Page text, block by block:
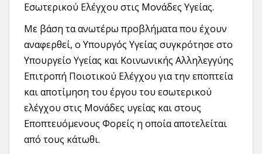
Εσωτερικού Ελέγχου στις Μονάδες Υγείας.
Με βάση τα ανωτέρω προβλήματα που έχουν
αναφερθεί, ο Υπουργός Υγείας συγκρότησε στο
Υπουργείο Υγείας και Κοινωνικής Αλληλεγγύης
Επιτροπή Ποιοτικού Ελέγχου για την εποπτεία
και αποτίμηση του έργου του εσωτερικού
ελέγχου στις Μονάδες υγείας και στους
Εποπτευόμενους Φορείς η οποία αποτελείται
από τους κάτωθι.